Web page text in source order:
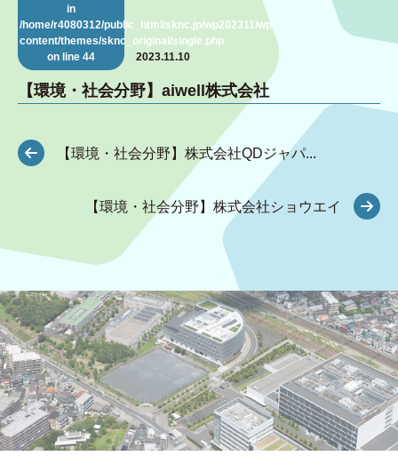
in
/home/r4080312/public_html/sknc.jp/wp202311/wp-
content/themes/sknc_original/single.php
on line 44 2023.11.10
【環境・社会分野】aiwell株式会社
【環境・社会分野】株式会社QDジャパ...
【環境・社会分野】株式会社ショウエイ